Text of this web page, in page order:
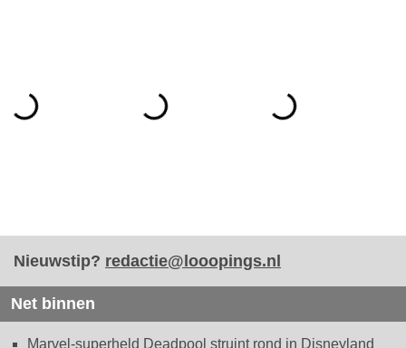
Nieuwstip? redactie@looopings.nl
Net binnen
Marvel-superheld Deadpool struint rond in Disneyland